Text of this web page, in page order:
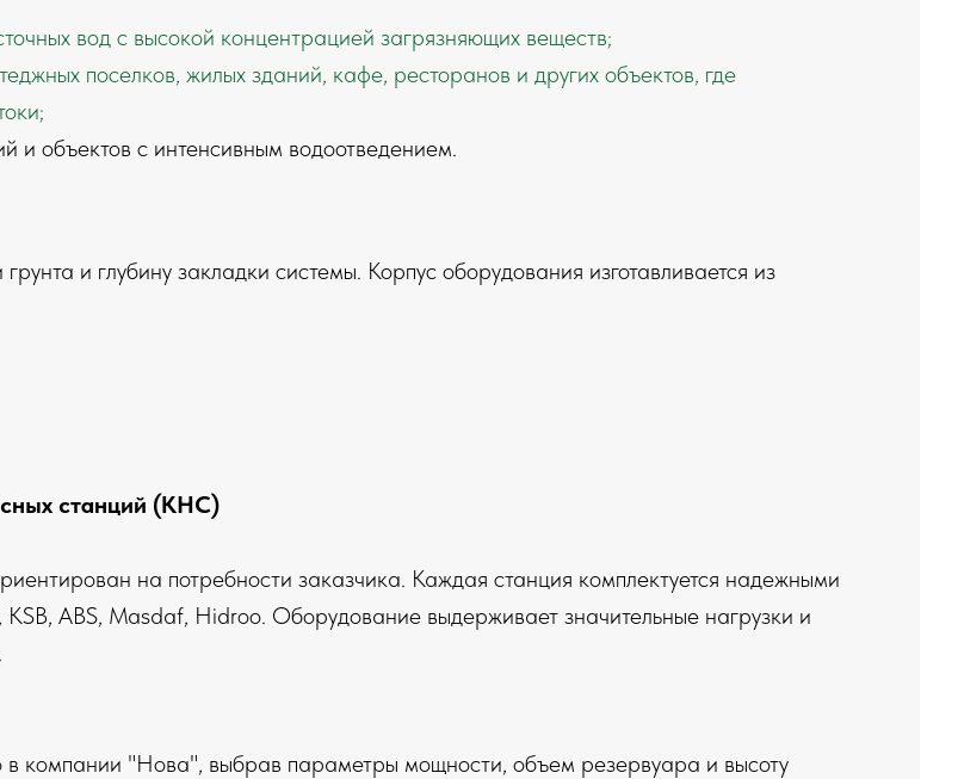
вод с высокой концентрацией загрязняющих веществ;
поселков, жилых зданий, кафе, ресторанов и других объектов, где
и объектов с интенсивным водоотведением.
и глубину закладки системы. Корпус оборудования изготавливается из
станций (КНС)
на потребности заказчика. Каждая станция комплектуется надежными
ABS, Masdaf, Hidroo. Оборудование выдерживает значительные нагрузки и
компании "Нова", выбрав параметры мощности, объем резервуара и высоту